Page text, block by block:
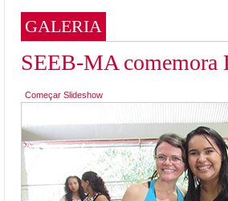
GALERIA
SEEB-MA comemora
Começar Slideshow